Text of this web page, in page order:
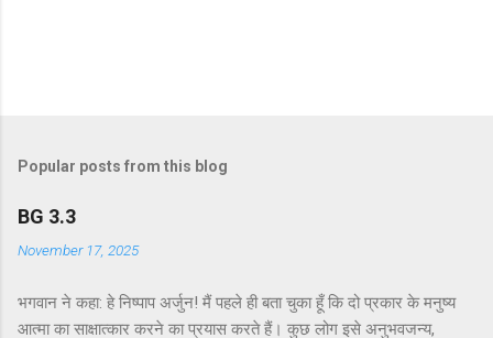
Popular posts from this blog
BG 3.3
November 17, 2025
भगवान ने कहा: हे निष्पाप अर्जुन! मैं पहले ही बता चुका हूँ कि दो प्रकार के मनुष्य
आत्मा का साक्षात्कार करने का प्रयास करते हैं। कुछ लोग इसे अनुभवजन्य,